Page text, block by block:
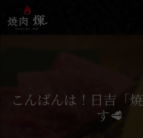
こんばんは！日吉「
す🥩